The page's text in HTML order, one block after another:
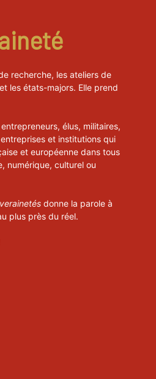
recherche, les ateliers de
les états-majors. Elle prend
élus, militaires,
et institutions qui
et européenne dans tous
numérique, culturel ou
donne la parole à
plus près du réel.